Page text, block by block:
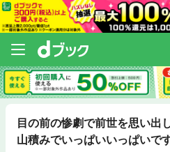
目の前の惨劇で前世を思い出
山積みでいっぱいいっぱいで